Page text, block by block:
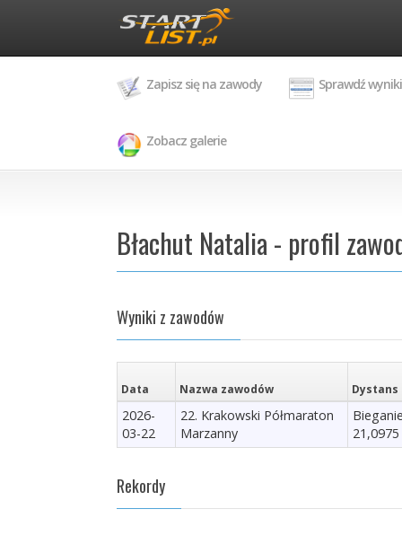
Zapisz się na zawody Sprawdź wyniki
Zobacz galerie
Błachut Natalia - profil
Wyniki z zawodów
Data Nazwa zawodów Dystans
2026-
03-22
22. Krakowski Półmaraton
Marzanny
Rekordy